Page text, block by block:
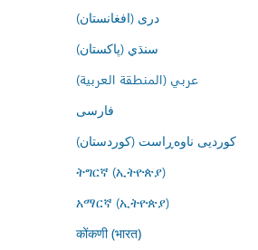
درى (افغانستان)
سنڌي (پاکستان)
عربي (المنطقة العربية)
فارسى
کوردیی ناوەڕاست (کوردستان)
ትግርኛ (ኢትዮጵያ)
አማርኛ (ኢትዮጵያ)
कोंकणी (भारत)